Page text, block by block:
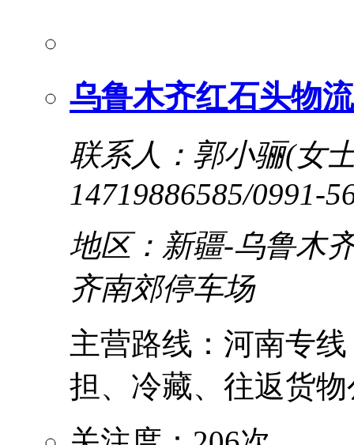
乌鲁木齐红石头物
联系人：郭小骊(女
14719886585/0991-
地区：新疆-乌鲁木
齐南郊停车场
主营路线：河南专
担、冷藏、往返货